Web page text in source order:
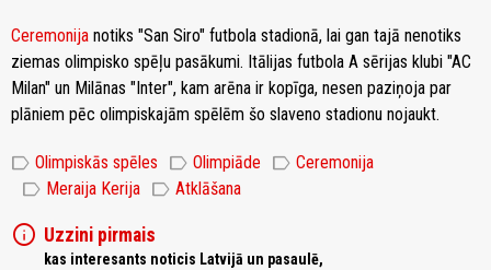
Ceremonija notiks "San Siro" futbola stadionā, lai gan tajā nenotiks
ziemas olimpisko spēļu pasākumi. Itālijas futbola A sērijas klubi "AC
Milan" un Milānas "Inter", kam arēna ir kopīga, nesen paziņoja par
plāniem pēc olimpiskajām spēlēm šo slaveno stadionu nojaukt.
label Olimpiskās spēles label Olimpiāde label Ceremonija
label Meraija Kerija label Atklāšana
info Uzzini pirmais
kas interesants noticis Latvijā un pasaulē,